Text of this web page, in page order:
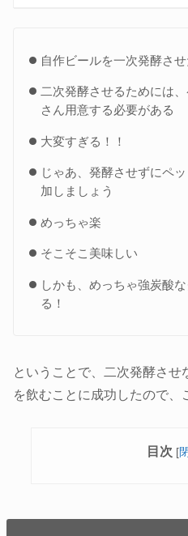
自作ビールを一次発酵させ
二次発酵させるためには
さん用意する必要がある
大変すぎる！！
じゃあ、発酵させずにペ
加しましょう
めっちゃ楽
そこそこ美味しい
しかも、めっちゃ強炭酸
る！
ということで、二次発酵さ
を飲むことに成功したので、
目次 [